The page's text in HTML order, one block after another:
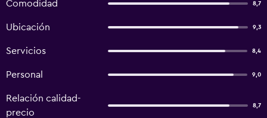
Comodidad 8,7
Ubicación 9,3
Servicios 8,4
Personal 9,0
Relación calidad-
precio
8,7